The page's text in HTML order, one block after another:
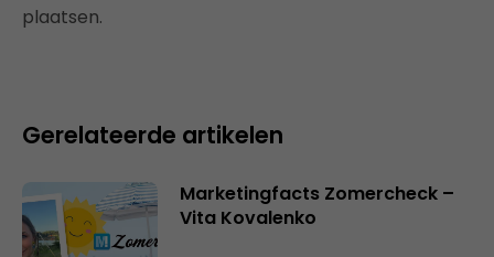
plaatsen.
Gerelateerde artikelen
Marketingfacts Zomercheck –
Vita Kovalenko